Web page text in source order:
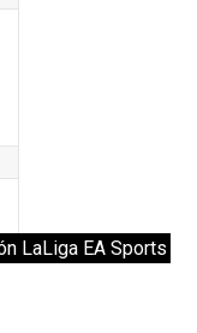
LaLiga EA Sports